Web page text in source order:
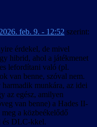
2026. feb. 9. - 12:52 szerint:
érdekel, de mivel
hibrid, ahol a játékmenet
lefordítani való (pl.
van benne, szóval nem.
munkára, az idei
az egész, amilyen
van benne) a Hades II-
a közbeékelődő
és DLC-kkel.